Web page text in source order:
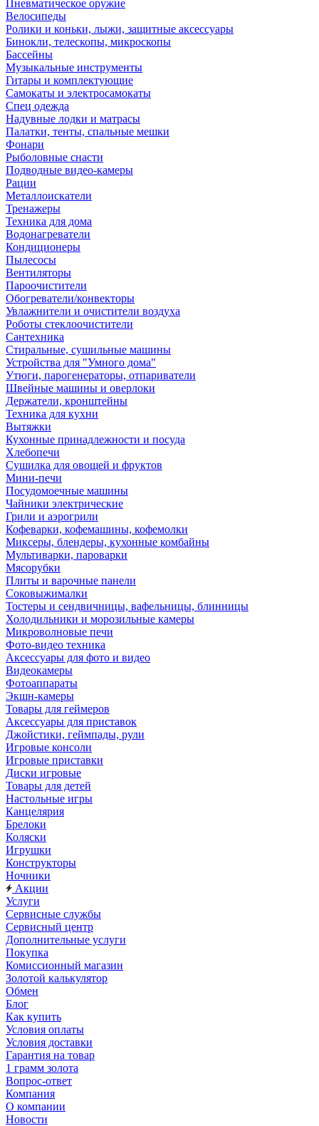
Пневматическое оружие
Велосипеды
Ролики и коньки, лыжи, защитные аксессуары
Бинокли, телескопы, микроскопы
Бассейны
Музыкальные инструменты
Гитары и комплектующие
Самокаты и электросамокаты
Спец одежда
Надувные лодки и матрасы
Палатки, тенты, спальные мешки
Фонари
Рыболовные снасти
Подводные видео-камеры
Рации
Металлоискатели
Тренажеры
Техника для дома
Водонагреватели
Кондиционеры
Пылесосы
Вентиляторы
Пароочистители
Обогреватели/конвекторы
Увлажнители и очистители воздуха
Роботы стеклоочистители
Сантехника
Стиральные, сушильные машины
Устройства для "Умного дома"
Утюги, парогенераторы, отпариватели
Швейные машины и оверлоки
Держатели, кронштейны
Техника для кухни
Вытяжки
Кухонные принадлежности и посуда
Хлебопечи
Сушилка для овощей и фруктов
Мини-печи
Посудомоечные машины
Чайники электрические
Грили и аэрогрили
Кофеварки, кофемашины, кофемолки
Миксеры, блендеры, кухонные комбайны
Мультиварки, пароварки
Мясорубки
Плиты и варочные панели
Соковыжималки
Тостеры и сендвичницы, вафельницы, блинницы
Холодильники и морозильные камеры
Микроволновые печи
Фото-видео техника
Аксессуары для фото и видео
Видеокамеры
Фотоаппараты
Экшн-камеры
Товары для геймеров
Аксессуары для приставок
Джойстики, геймпады, рули
Игровые консоли
Игровые приставки
Диски игровые
Товары для детей
Настольные игры
Канцелярия
Брелоки
Коляски
Игрушки
Конструкторы
Ночники
Акции
Услуги
Сервисные службы
Сервисный центр
Дополнительные услуги
Покупка
Комиссионный магазин
Золотой калькулятор
Обмен
Блог
Как купить
Условия оплаты
Условия доставки
Гарантия на товар
1 грамм золота
Вопрос-ответ
Компания
О компании
Новости